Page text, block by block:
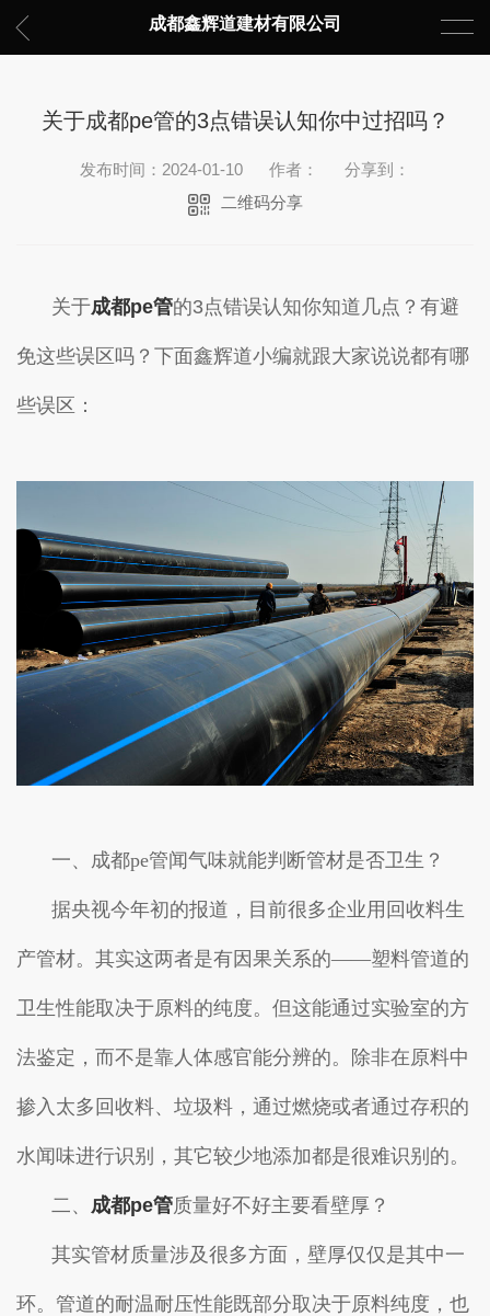
成都鑫辉道建材有限公司
关于成都pe管的3点错误认知你中过招吗？
发布时间：2024-01-10 作者：
分享到：
二维码分享
关于成都pe管的3点错误认知你知道几点？有避
免这些误区吗？下面鑫辉道小编就跟大家说说都有哪
些误区：
一、成都pe管闻气味就能判断管材是否卫生？
据央视今年初的报道，目前很多企业用回收料生
产管材。其实这两者是有因果关系的——塑料管道的
卫生性能取决于原料的纯度。但这能通过实验室的方
法鉴定，而不是靠人体感官能分辨的。除非在原料中
掺入太多回收料、垃圾料，通过燃烧或者通过存积的
水闻味进行识别，其它较少地添加都是很难识别的。
二、 成都pe管质量好不好主要看壁厚？
其实管材质量涉及很多方面，壁厚仅仅是其中一
环。管道的耐温耐压性能既部分取决于原料纯度，也